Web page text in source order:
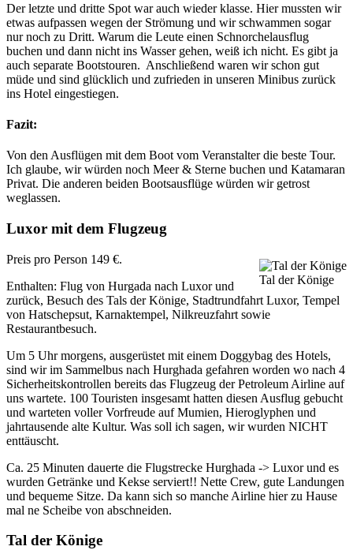
Der letzte und dritte Spot war auch wieder klasse. Hier mussten wir
etwas aufpassen wegen der Strömung und wir schwammen sogar
nur noch zu Dritt. Warum die Leute einen Schnorchelausflug
buchen und dann nicht ins Wasser gehen, weiß ich nicht. Es gibt ja
auch separate Bootstouren. Anschließend waren wir schon gut
müde und sind glücklich und zufrieden in unseren Minibus zurück
ins Hotel eingestiegen.
Fazit:
Von den Ausflügen mit dem Boot vom Veranstalter die beste Tour.
Ich glaube, wir würden noch Meer & Sterne buchen und Katamaran
Privat. Die anderen beiden Bootsausflüge würden wir getrost
weglassen.
Luxor mit dem Flugzeug
Tal der Könige
Preis pro Person 149 €.
Enthalten: Flug von Hurgada nach Luxor und
zurück, Besuch des Tals der Könige, Stadtrundfahrt Luxor, Tempel
von Hatschepsut, Karnaktempel, Nilkreuzfahrt sowie
Restaurantbesuch.
Um 5 Uhr morgens, ausgerüstet mit einem Doggybag des Hotels,
sind wir im Sammelbus nach Hurghada gefahren worden wo nach 4
Sicherheitskontrollen bereits das Flugzeug der Petroleum Airline auf
uns wartete. 100 Touristen insgesamt hatten diesen Ausflug gebucht
und warteten voller Vorfreude auf Mumien, Hieroglyphen und
jahrtausende alte Kultur. Was soll ich sagen, wir wurden NICHT
enttäuscht.
Ca. 25 Minuten dauerte die Flugstrecke Hurghada -> Luxor und es
wurden Getränke und Kekse serviert!! Nette Crew, gute Landungen
und bequeme Sitze. Da kann sich so manche Airline hier zu Hause
mal ne Scheibe von abschneiden.
Tal der Könige